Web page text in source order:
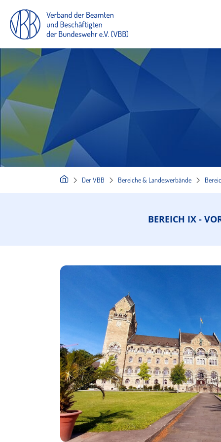
Der VBB Bereiche & Landesverbände
BEREICH IX -